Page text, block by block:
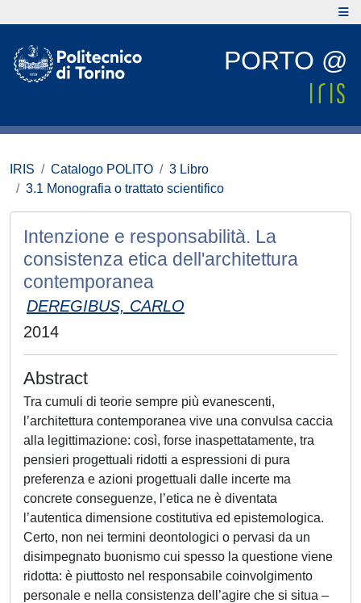
PORTO @
IRIS Catalogo POLITO
3 Libro
3.1 Monografia o trattato scientifico
Intenzione e responsabilità. La
consistenza etica dell'architettura
contemporanea
DEREGIBUS, CARLO
2014
Abstract
Tra cumuli di teorie sempre più evanescenti,
l’architettura contemporanea vive una convulsa caccia
alla legittimazione: così, forse inaspettatamente, tra
pensieri progettuali ridotti a espressioni di pura
preferenza e azioni progettuali dalle incerte ma
concrete conseguenze, l’etica ne è diventata
l’autentica dimensione costitutiva ed epistemologica.
Certo, non nei termini deontologici o pervasi da un
disimpegnato buonismo cui spesso la questione viene
ridotta: è piuttosto nel responsabile coinvolgimento
personale e nella consistenza dell’agire che si situa –